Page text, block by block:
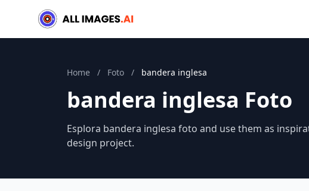
Home / Foto / bandera inglesa
bandera inglesa Foto
Esplora bandera inglesa foto and use them as
design project.